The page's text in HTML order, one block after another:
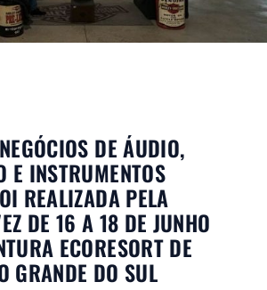
DE ÁUDIO,
E INSTRUMENTOS
REALIZADA PELA
DE 16 A 18 DE JUNHO
ECORESORT DE
GRANDE DO SUL